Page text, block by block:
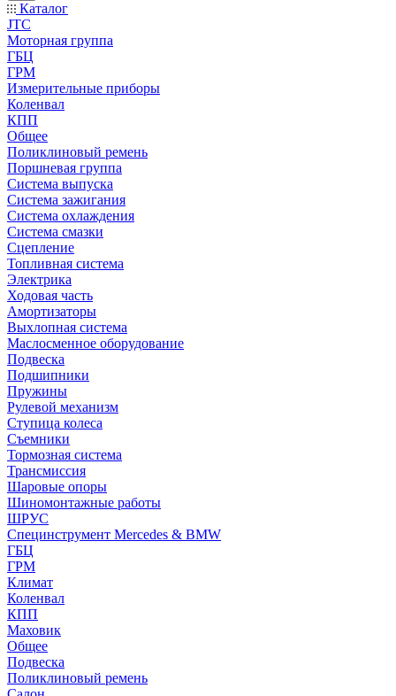
Каталог
JTC
Моторная группа
ГБЦ
ГРМ
Измерительные приборы
Коленвал
КПП
Общее
Поликлиновый ремень
Поршневая группа
Система выпуска
Система зажигания
Система охлаждения
Система смазки
Сцепление
Топливная система
Электрика
Ходовая часть
Амортизаторы
Выхлопная система
Маслосменное оборудование
Подвеска
Подшипники
Пружины
Рулевой механизм
Ступица колеса
Съемники
Тормозная система
Трансмиссия
Шаровые опоры
Шиномонтажные работы
ШРУС
Специнструмент Mercedes & BMW
ГБЦ
ГРМ
Климат
Коленвал
КПП
Маховик
Общее
Подвеска
Поликлиновый ремень